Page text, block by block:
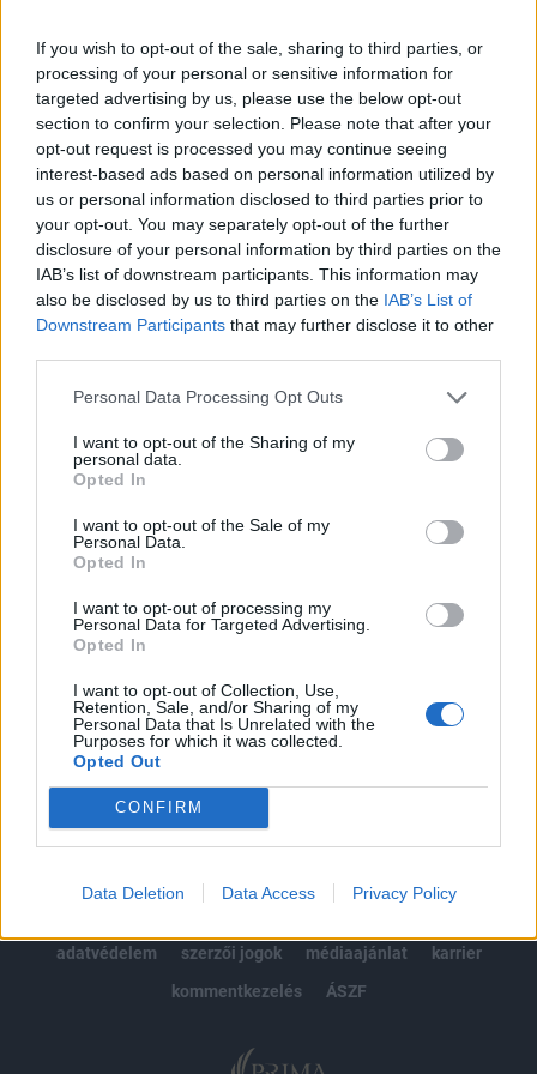
If you wish to opt-out of the sale, sharing to third parties, or
processing of your personal or sensitive information for
targeted advertising by us, please use the below opt-out
section to confirm your selection. Please note that after your
opt-out request is processed you may continue seeing
interest-based ads based on personal information utilized by
us or personal information disclosed to third parties prior to
your opt-out. You may separately opt-out of the further
disclosure of your personal information by third parties on the
IAB’s list of downstream participants. This information may
also be disclosed by us to third parties on the IAB’s List of
Downstream Participants that may further disclose it to other
Personal Data Processing Opt Outs
I want to opt-out of the Sharing of my
personal data.
Opted In
I want to opt-out of the Sale of my
Personal Data.
Opted In
I want to opt-out of processing my
Personal Data for Targeted Advertising.
Opted In
I want to opt-out of Collection, Use,
Retention, Sale, and/or Sharing of my
Personal Data that Is Unrelated with the
Purposes for which it was collected.
Opted Out
CONFIRM
Data Deletion Data Access Privacy Policy
Portfolio Investment Day 2026Október 21-én jön a Portfolio
Investment Day 2026, ahol a piac vezető szakértőivel
keressük a választ a befektetőket leginkább foglalkoztató
kérdésekre. Meddig tarthat az AI-rali, kik lehetnek a
következő évek nyertesei, mire számíthatunk a részvény-,
kötvény-, nyersanyag- és kriptopiacokon, és hogyan
érdemes portfóliót építeni egy gyorsan változó...
KEDVES OLVASÓNK!
regisztrációhoz kötött.
Az előfizetés a következőket tartalmazza:
Portfolio.hu teljes cikkarchívum
kötéslistái
Előfizetés
MÁR ELŐFIZETŐNK VAGY?BEJELENTKEZÉS
adatvédelem
szerzői jogok médiaajánlat
karrier
kommentkezelés
ÁSZF